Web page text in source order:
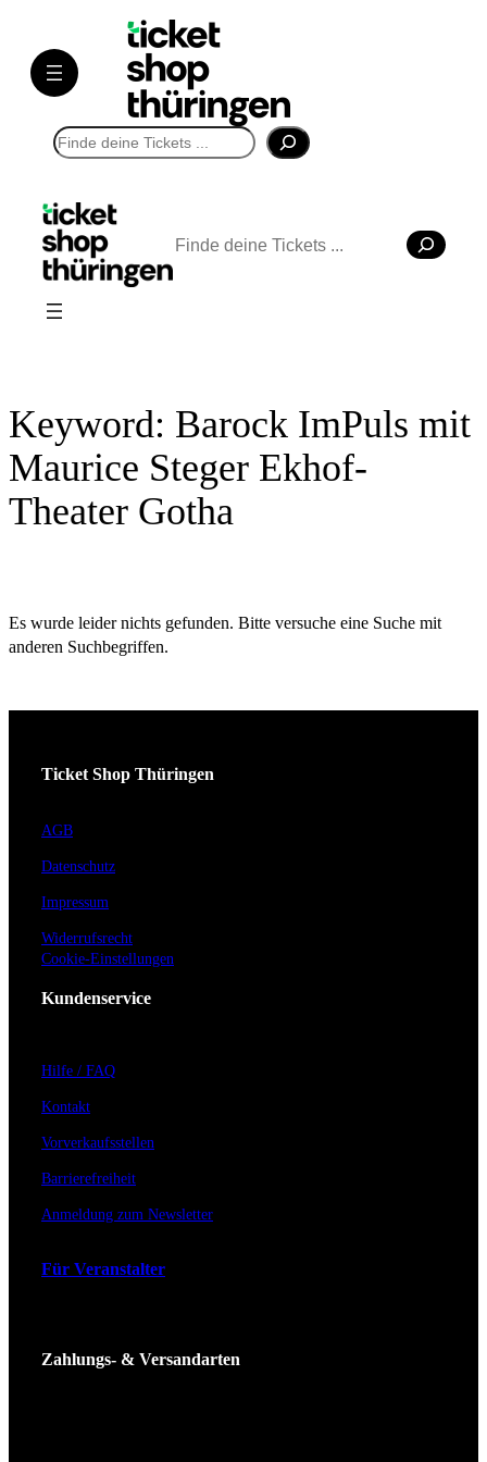
Inhalt
wechseln
Suchen
Suchen
Keyword: Barock ImPuls mit
Maurice Steger Ekhof-
Theater Gotha
Es wurde leider nichts gefunden. Bitte versuche eine Suche mit
anderen Suchbegriffen.
Ticket Shop Thüringen
AGB
Datenschutz
Impressum
Widerrufsrecht
Cookie-Einstellungen
Kundenservice
Hilfe / FAQ
Kontakt
Vorverkaufsstellen
Barrierefreiheit
Anmeldung zum Newsletter
Für Veranstalter
Zahlungs- & Versandarten